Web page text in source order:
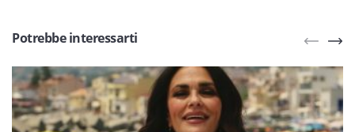
Potrebbe interessarti